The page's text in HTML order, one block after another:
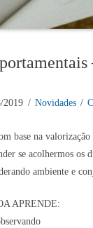
2019 Novidades
base na valorização
se acolhermos os
ambiente e
APRENDE: